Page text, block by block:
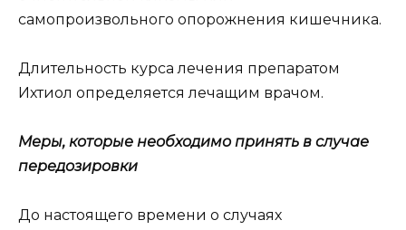
самопроизвольного опорожнения кишечника.
Длительность курса лечения препаратом
Ихтиол определяется лечащим врачом.
Меры, которые необходимо принять в случае
передозировки
До настоящего времени о случаях